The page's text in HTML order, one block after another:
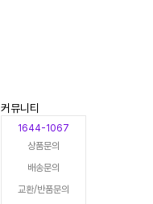
커뮤니티
1644-1067
상품문의
배송문의
교환/반품문의